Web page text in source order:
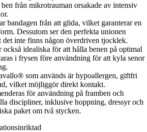
från mikrotrauman orsakade av intensiv
bandagen från att glida, vilket garanterar en
Dessutom ser den perfekta unionen
inte finns någon överdriven tjocklek.
idealiska för att hålla benen på optimal
i frysen före användning för att kyla senor
som används är hypoallergen, giftfri
vilket möjliggör direkt kontakt.
för användning på framben och
discipliner, inklusive hoppning, dressyr och
paket om två stycken.